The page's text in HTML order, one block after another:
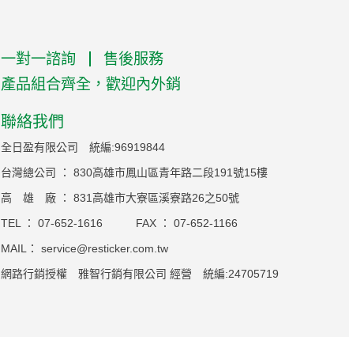
一對一諮詢
售後服務
產品組合齊全，歡迎內外銷
聯絡我們
全日盈有限公司 統編:96919844
台灣總公司 ： 830高雄市鳳山區青年路二段191號15樓
高 雄 廠 ： 831高雄市大寮區溪寮路26之50號
TEL ： 07-652-1616 FAX ： 07-652-1166
MAIL： service@resticker.com.tw
網路行銷授權 雅智行銷有限公司 經營 統編:24705719